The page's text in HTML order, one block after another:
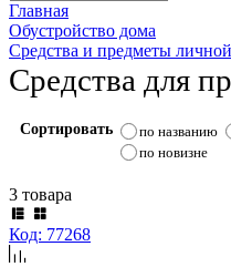
Главная
Обустройство дома
Средства и предметы
Средства для
Сортировать по названию
по новизне
3 товара
Код: 77268